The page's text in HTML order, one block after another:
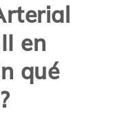
en
qué